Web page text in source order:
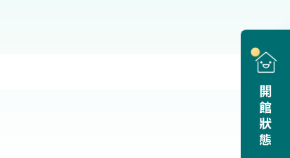
開館狀態